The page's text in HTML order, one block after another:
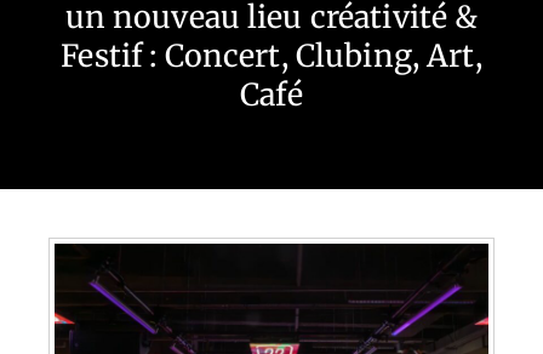
un nouveau lieu créativité &
Festif : Concert, Clubing, Art,
Café